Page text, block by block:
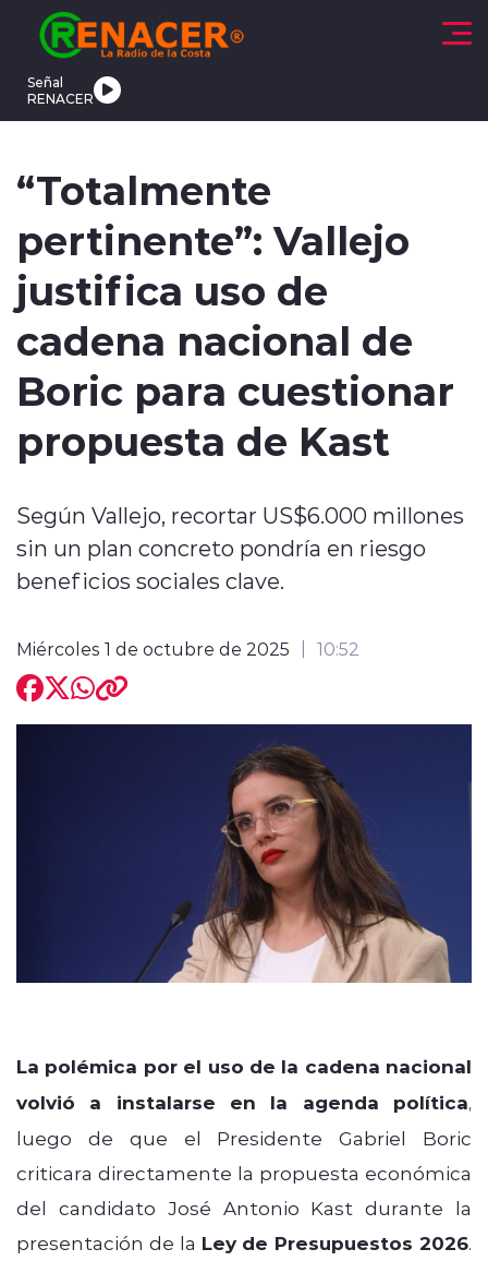
Click acá para ir directamente al contenido
Señal
RENACER
“Totalmente
pertinente”: Vallejo
justifica uso de
cadena nacional de
Boric para cuestionar
propuesta de Kast
Según Vallejo, recortar US$6.000 millones
sin un plan concreto pondría en riesgo
beneficios sociales clave.
Miércoles 1 de octubre de 2025 10:52
La polémica por el uso de la cadena nacional
volvió a instalarse en la agenda política,
luego de que el Presidente Gabriel Boric
criticara directamente la propuesta económica
del candidato José Antonio Kast durante la
presentación de la Ley de Presupuestos 2026.